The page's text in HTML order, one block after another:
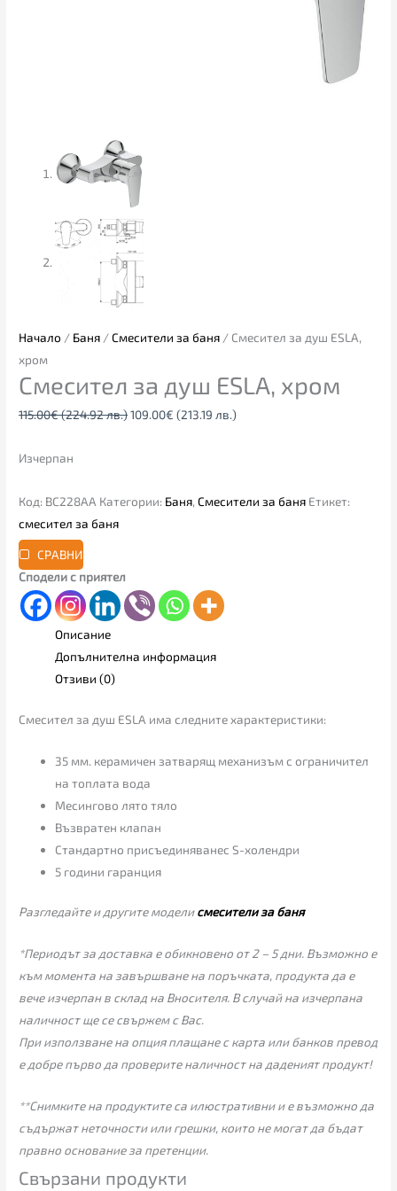
Начало / Баня /Смесители за баня / Смесител за душ ESLA,
хром
Смесител за душ ESLA, хром
115.00€(224.92 лв.)109.00€ (213.19 лв.)
Изчерпан
Код: BC228AA Категории: Баня,Смесители за баня Етикет:
смесител за баня
СРАВНИ
Сподели с приятел
Описание
Допълнителна информация
Отзиви (0)
Смесител за душ ESLA има следните характеристики:
35 мм. керамичен затварящ механизъм с ограничител
на топлата вода
Месингово лято тяло
Възвратен клапан
Стандартно присъединяванес S-холендри
5 години гаранция
Разгледайте и другите моделисмесители за баня
*Периодът за доставка е обикновено от 2 – 5 дни. Възможно е
към момента на завършване на поръчката, продукта да е
вече изчерпан в склад на Вносителя. В случай на изчерпана
наличност ще се свържем с Вас.
При използване на опция плащане с карта или банков превод
е добре първо да проверите наличност на даденият продукт!
**Снимките на продуктите са илюстративни и е възможно да
съдържат неточности или грешки, които не могат да бъдат
правно основание за претенции.
Свързани продукти